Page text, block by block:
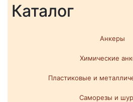
Каталог
Анкеры
Химические
Пластиковые и
Саморезы и